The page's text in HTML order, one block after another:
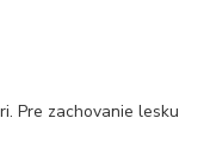
Pre zachovanie lesku